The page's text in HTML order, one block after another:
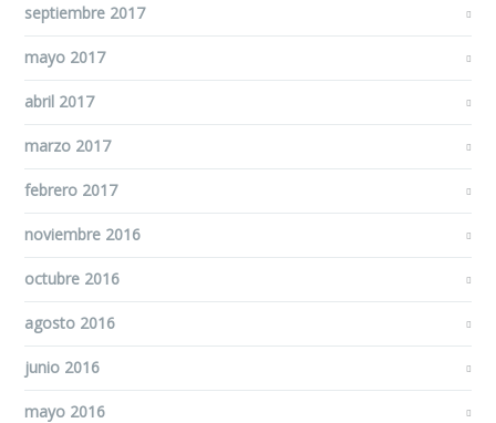
septiembre 2017
mayo 2017
abril 2017
marzo 2017
febrero 2017
noviembre 2016
octubre 2016
agosto 2016
junio 2016
mayo 2016